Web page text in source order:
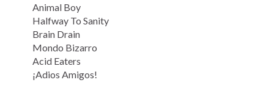
Animal Boy
Halfway To Sanity
Brain Drain
Mondo Bizarro
Acid Eaters
¡Adios Amigos!